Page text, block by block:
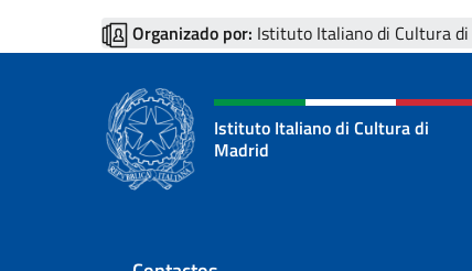
Organizado por: Istituto Italiano di Cultura
Istituto Italiano di Cultura di
Madrid